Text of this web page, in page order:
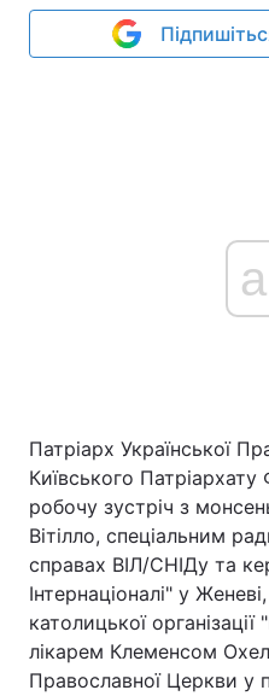
Патріарх Української
Київського
робочу зустріч з
Вітілло, спеціальним
справах ВІЛ/СНІДу та
Інтернаціоналі" у
католицької
лікарем Клеменсом
Православної Церкви у